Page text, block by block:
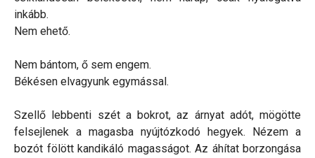
inkább.
Nem ehető.
Nem bántom, ő sem engem.
Békésen elvagyunk egymással.
Szellő lebbenti szét a bokrot, az árnyat adót, mögötte
felsejlenek a magasba nyújtózkodó hegyek. Nézem a
bozót fölött kandikáló magasságot. Az áhítat borzongása